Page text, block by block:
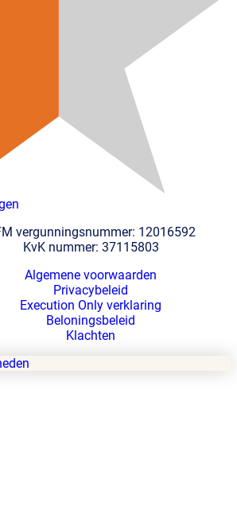
vergunningsnummer: 12016592
KvK nummer: 37115803
Algemene voorwaarden
Privacybeleid
Execution Only verklaring
Beloningsbeleid
Klachten